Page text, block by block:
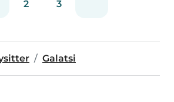
2 3
Galatsi